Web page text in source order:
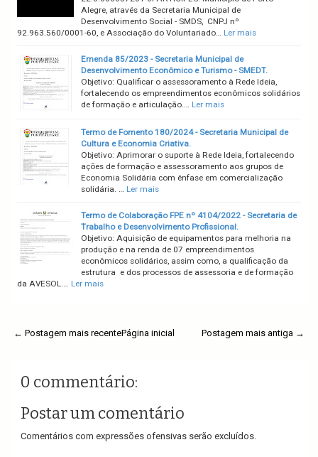
Alegre, através da Secretaria Municipal de
Desenvolvimento Social - SMDS, CNPJ nº
92.963.560/0001-60, e Associação do Voluntariado…
Ler mais
Emenda 85/2023 - Secretaria Municipal de
Desenvolvimento Econômico e Turismo - SMEDT.
Objetivo: Qualificar o assessoramento à Rede Ideia,
fortalecendo os empreendimentos econômicos solidários
de formação e articulação.…
Ler mais
Termo de Fomento 180/2024 - Secretaria Municipal de
Cultura e Economia Criativa.
Objetivo: Aprimorar o suporte à Rede Ideia, fortalecendo
ações de formação e assessoramento aos grupos de
Economia Solidária com ênfase em comercialização
solidária. …
Ler mais
Termo de Colaboração FPE nº 4104/2022 - Secretaria de
Trabalho e Desenvolvimento Profissional.
Objetivo: Aquisição de equipamentos para melhoria na
produção e na renda de 07 empreendimentos
econômicos solidários, assim como, a qualificação da
estrutura e dos processos de assessoria e de formação
da AVESOL.…
Ler mais
← Postagem mais recente Postagem mais antiga →
Página inicial
0 commentário:
Postar um comentário
Comentários com expressões ofensivas serão excluídos.